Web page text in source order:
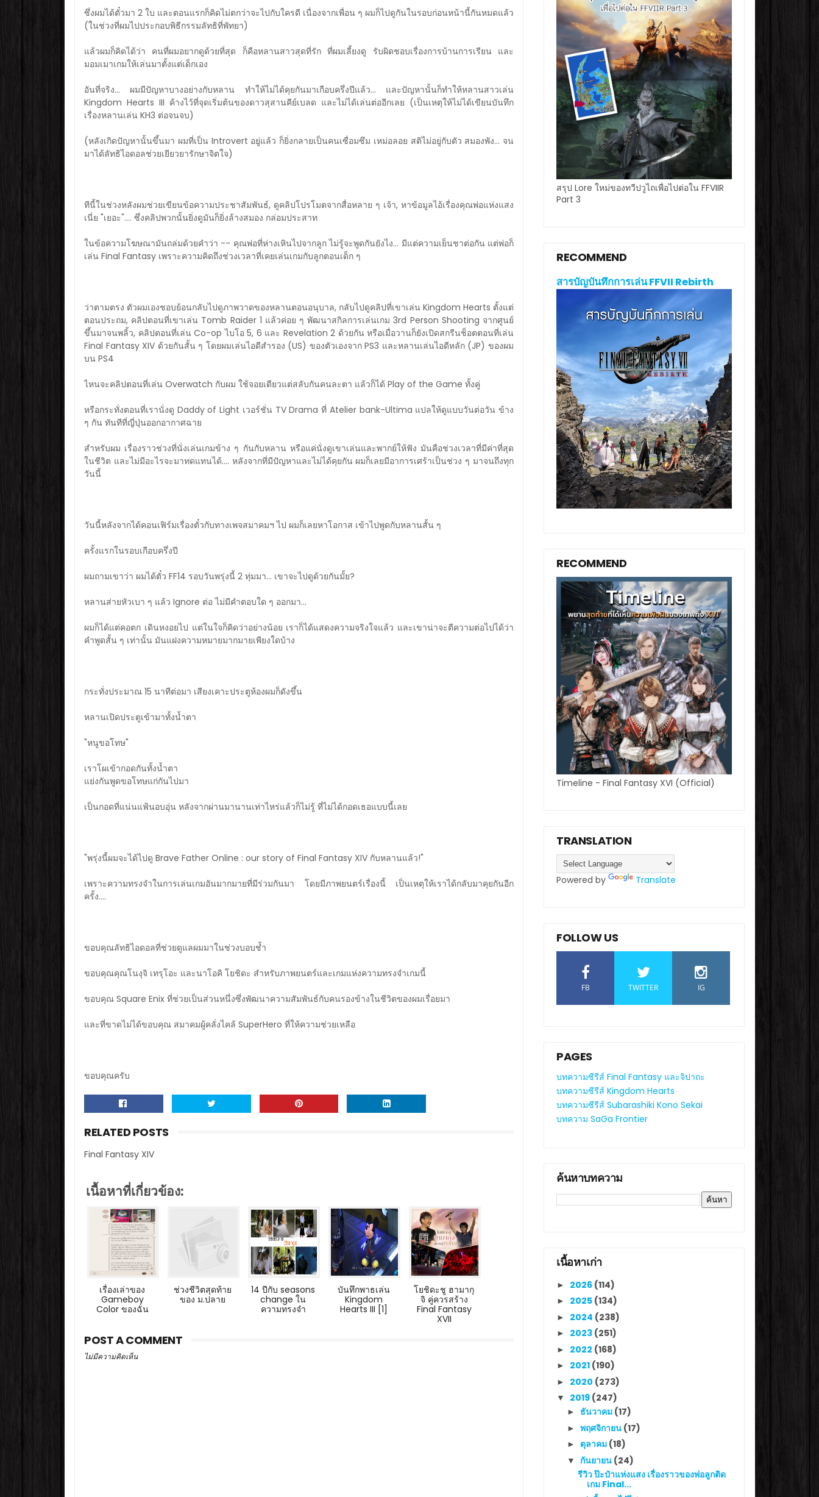
ซึ่งผมได้ตั๋วมา 2 ใบ และตอนแรกก็คิดไม่ตกว่าจะไปกับใครดี เนื่องจากเพื่อน ๆ ผมก็ไปดูกันในรอบก่อนหน้านี้กันหมดแล้ว
(ในช่วงที่ผมไปประกอบพิธีกรรมลัทธิที่พัทยา)
แล้วผมก็คิดได้ว่า คนที่ผมอยากดูด้วยที่สุด ก็คือหลานสาวสุดที่รัก ที่ผมเลี้ยงดู รับผิดชอบเรื่องการบ้านการเรียน และ
มอมเมาเกมให้เล่นมาตั้งแต่เด็กเอง
อันที่จริง... ผมมีปัญหาบางอย่างกับหลาน ทำให้ไม่ได้คุยกันมาเกือบครึ่งปีแล้ว... และปัญหานั้นก็ทำให้หลานสาวเล่น
Kingdom Hearts III ค้างไว้ที่จุดเริ่มต้นของดาวสุสานคีย์เบลด และไม่ได้เล่นต่ออีกเลย (เป็นเหตุให้ไม่ได้เขียนบันทึก
เรื่องหลานเล่น KH3 ต่อจนจบ)
(หลังเกิดปัญหานั้นขึ้นมา ผมที่เป็น Introvert อยู่แล้ว ก็ยิ่งกลายเป็นคนเซื่อมซึม เหม่อลอย สติไม่อยู่กับตัว สมองพัง... จน
มาได้ลัทธิไอดอลช่วยเยียวยารักษาจิตใจ)
ทีนี้ในช่วงหลังผมช่วยเขียนข้อความประชาสัมพันธ์, ดูคลิปโปรโมตจากสื่อหลาย ๆ เจ้า, หาข้อมูลไอ้เรื่องคุณพ่อแห่งแสง
เนี่ย "เยอะ".... ซึ่งคลิปพวกนั้นยิ่งดูมันก็ยิ่งล้างสมอง กล่อมประสาท
ในข้อความโฆษณามันถล่มด้วยคำว่า -- คุณพ่อที่ห่างเหินไปจากลูก ไม่รู้จะพูดกันยังไง... มีแต่ความเย็นชาต่อกัน แต่พ่อก็
เล่น Final Fantasy เพราะความคิดถึงช่วงเวลาที่เคยเล่นเกมกับลูกตอนเด็ก ๆ
ว่าตามตรง ตัวผมเองชอบย้อนกลับไปดูภาพวาดของหลานตอนอนุบาล, กลับไปดูคลิปที่เขาเล่น Kingdom Hearts ตั้งแต่
ตอนประถม, คลิปตอนที่เขาเล่น Tomb Raider 1 แล้วค่อย ๆ พัฒนาสกิลการเล่นเกม 3rd Person Shooting จากศูนย์
ขึ้นมาจนพลิ้ว, คลิปตอนที่เล่น Co-op ไบโอ 5, 6 และ Revelation 2 ด้วยกัน หรือเมื่อวานก็ยังเปิดสกรีนช็อตตอนที่เล่น
Final Fantasy XIV ด้วยกันสั้น ๆ โดยผมเล่นไอดีสำรอง (US) ของตัวเองจาก PS3 และหลานเล่นไอดีหลัก (JP) ของผม
บน PS4
ไหนจะคลิปตอนที่เล่น Overwatch กับผม ใช้จอยเดียวแต่สลับกันคนละตา แล้วก็ได้ Play of the Game ทั้งคู่
หรือกระทั่งตอนที่เรานั่งดู Daddy of Light เวอร์ชั่น TV Drama ที่ Atelier bank-Ultima แปลให้ดูแบบวันต่อวัน ข้าง
ๆ กัน ทันทีที่ญี่ปุ่นออกอากาศฉาย
สำหรับผม เรื่องราวช่วงที่นั่งเล่นเกมข้าง ๆ กันกับหลาน หรือแค่นั่งดูเขาเล่นและพากย์ให้ฟัง มันคือช่วงเวลาที่มีค่าที่สุด
ในชีวิต และไม่มีอะไรจะมาทดแทนได้.... หลังจากที่มีปัญหาและไม่ได้คุยกัน ผมก็เลยมีอาการเศร้าเป็นช่วง ๆ มาจนถึงทุก
วันนี้
วันนี้หลังจากได้คอนเฟิร์มเรื่องตั๋วกับทางเพจสมาคมฯ ไป ผมก็เลยหาโอกาส เข้าไปพูดกับหลานสั้น ๆ
ครั้งแรกในรอบเกือบครึ่งปี
ผมถามเขาว่า ผมได้ตั๋ว FF14 รอบวันพรุ่งนี้ 2 ทุ่มมา... เขาจะไปดูด้วยกันมั้ย?
หลานส่ายหัวเบา ๆ แล้ว Ignore ต่อ ไม่มีคำตอบใด ๆ ออกมา...
ผมก็ได้แต่คอตก เดินหงอยไป แต่ในใจก็คิดว่าอย่างน้อย เราก็ได้แสดงความจริงใจแล้ว และเขาน่าจะตีความต่อไปได้ว่า
คำพูดสั้น ๆ เท่านั้น มันแฝงความหมายมากมายเพียงใดบ้าง
กระทั่งประมาณ 15 นาทีต่อมา เสียงเคาะประตูห้องผมก็ดังขึ้น
หลานเปิดประตูเข้ามาทั้งน้ำตา
"หนูขอโทษ"
เราโผเข้ากอดกันทั้งน้ำตา
แย่งกันพูดขอโทษแก่กันไปมา
เป็นกอดที่แน่นแฟ้นอบอุ่น หลังจากผ่านมานานเท่าไหร่แล้วก็ไม่รู้ ที่ไม่ได้กอดเธอแบบนี้เลย
"พรุ่งนี้ผมจะได้ไปดู Brave Father Online : our story of Final Fantasy XIV กับหลานแล้ว!"
เพราะความทรงจำในการเล่นเกมอันมากมายที่มีร่วมกันมา โดยมีภาพยนตร์เรื่องนี้ เป็นเหตุให้เราได้กลับมาคุยกันอีก
ครั้ง....
ขอบคุณลัทธิไอดอลที่ช่วยดูแลผมมาในช่วงบอบช้ำ
ขอบคุณคุณโนงุจิ เทรุโอะ และนาโอคิ โยชิดะ สำหรับภาพยนตร์และเกมแห่งความทรงจำเกมนี้
ขอบคุณ Square Enix ที่ช่วยเป็นส่วนหนึ่งซึ่งพัฒนาความสัมพันธ์กับคนรองข้างในชีวิตของผมเรื่อยมา
และที่ขาดไม่ได้ขอบคุณ สมาคมผู้คลั่งไคล้ SuperHero ที่ให้ความช่วยเหลือ
ขอบคุณครับ
RELATED POSTS
Final Fantasy XIV
เนื้อหาที่เกี่ยวข้อง:
เรื่องเล่าของ
Gameboy
Color ของฉัน
ช่วงชีวิตสุดท้าย
ของ ม.ปลาย
14 ปีกับ seasons
change ใน
ความทรงจำ
บันทึกพาธเล่น
Kingdom
Hearts III [1]
โยชิดะชู ฮามากุ
จิ คู่ควรสร้าง
Final Fantasy
XVII
POST A COMMENT
ไม่มีความคิดเห็น
สรุป Lore ใหม่ของทวีปวูไถเพื่อไปต่อใน FFVIIR
Part 3
RECOMMEND
สารบัญบันทึกการเล่น FFVII Rebirth
RECOMMEND
Timeline - Final Fantasy XVI (Official)
TRANSLATION
Powered by Translate
FOLLOW US
FB TWITTER IG
PAGES
บทความซีรีส์ Final Fantasy และจิปาถะ
บทความซีรีส์ Kingdom Hearts
บทความซีรีส์ Subarashiki Kono Sekai
บทความ SaGa Frontier
ค้นหาบทความ
เนื้อหาเก่า
► 2026 (114)
► 2025 (134)
► 2024 (238)
► 2023 (251)
► 2022 (168)
► 2021 (190)
► 2020 (273)
▼ 2019 (247)
► ธันวาคม (17)
► พฤศจิกายน (17)
► ตุลาคม (18)
▼ กันยายน (24)
รีวิว ป๊ะป๋าแห่งแสง เรื่องราวของพ่อลูกติด
เกม Final...